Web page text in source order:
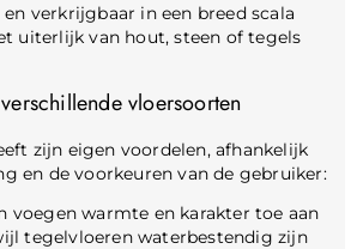
verkrijgbaar in een breed scala
uiterlijk van hout, steen of tegels
vloersoorten
zijn eigen voordelen, afhankelijk
en de voorkeuren van de gebruiker:
voegen warmte en karakter toe aan
tegelvloeren waterbestendig zijn